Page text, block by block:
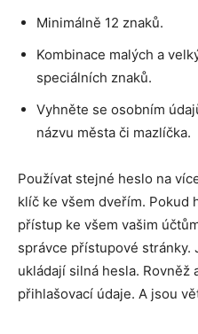
Minimálně 12 znaků.
Kombinace malých a
speciálních znaků.
Vyhněte se osobním
názvu města či mazlíčka.
Používat stejné heslo na
klíč ke všem dveřím. Pokud
přístup ke všem vašim
správce přístupové
ukládají silná hesla. Rovněž
přihlašovací údaje. A jsou